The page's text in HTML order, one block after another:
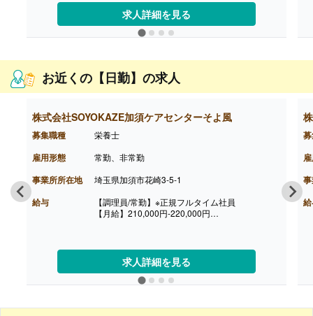
・休日勤務手当
・深夜勤務手当（22:00-翌05:00）
・休業手当
【賞与】なし
求人詳細を見る
お近くの【日勤】の求人
株式会社SOYOKAZE加須ケアセンターそよ風
募集職種 栄養士
雇用形態 常勤、非常勤
事業所所在地 埼玉県加須市花崎3-5-1
給与
【調理員/常勤】※正規フルタイム社員
【月給】210,000円-220,000円
【通勤手当】あり（社内規定あり）
【賞与】あり（年2回寸志）
【昇給】年1回（4月）
求人詳細を見る